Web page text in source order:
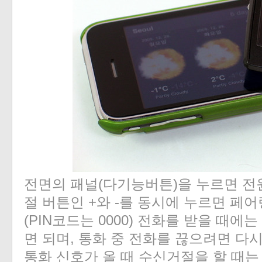
전면의 패널(다기능버튼)을 누르면
절 버튼인 +와 -를 동시에 누르면 페
(PIN코드는 0000) 전화를 받을 때에
면 되며, 통화 중 전화를 끊으려면 다
통화 신호가 올 때 수신거절을 할 때